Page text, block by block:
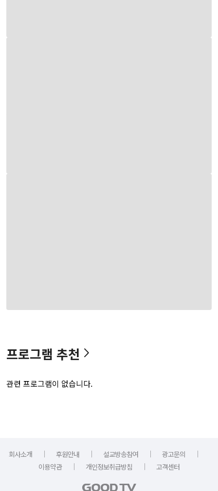
프로그램 추천
관련 프로그램이 없습니다.
회사소개 ｜ 후원안내 ｜ 설교방송참여 ｜ 광고문의
｜
이용약관
｜ 개인정보취급방침 ｜ 고객센터